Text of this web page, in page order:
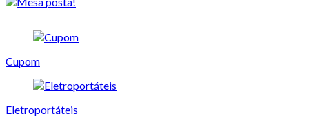
Cupom
Eletroportáteis